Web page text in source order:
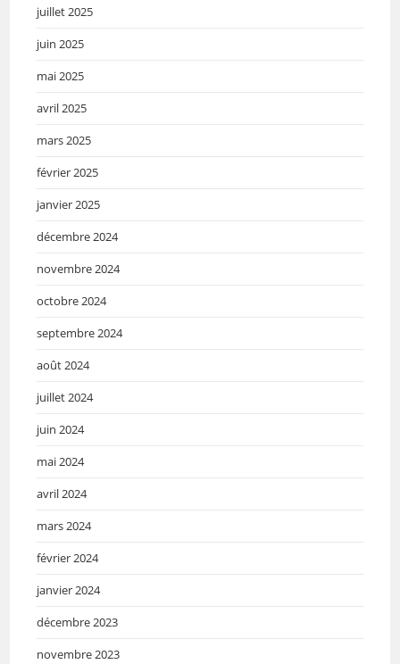
juillet 2025
juin 2025
mai 2025
avril 2025
mars 2025
février 2025
janvier 2025
décembre 2024
novembre 2024
octobre 2024
septembre 2024
août 2024
juillet 2024
juin 2024
mai 2024
avril 2024
mars 2024
février 2024
janvier 2024
décembre 2023
novembre 2023